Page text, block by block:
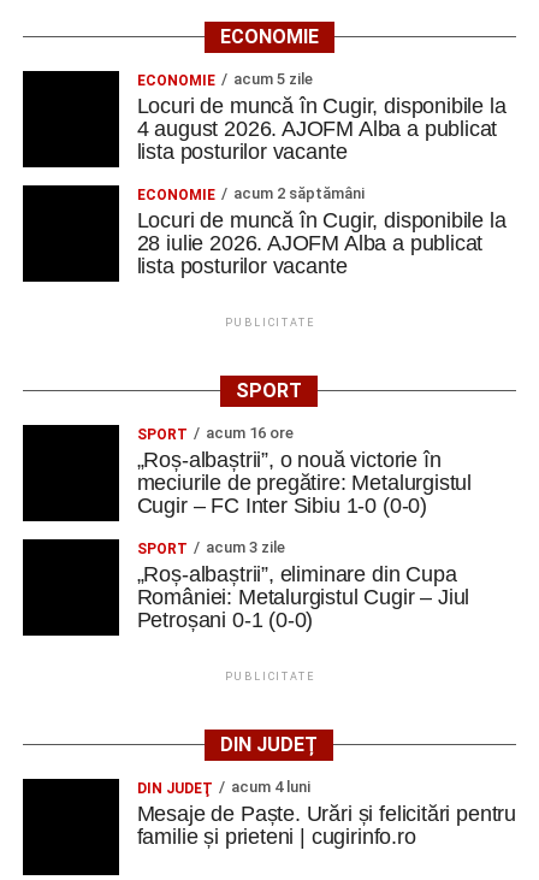
ECONOMIE
ECONOMIE acum 5 zile
Locuri de muncă în Cugir, disponibile la
4 august 2026. AJOFM Alba a publicat
lista posturilor vacante
ECONOMIE acum 2 săptămâni
Locuri de muncă în Cugir, disponibile la
28 iulie 2026. AJOFM Alba a publicat
lista posturilor vacante
PUBLICITATE
SPORT
SPORT acum 16 ore
„Roș-albaștrii”, o nouă victorie în
meciurile de pregătire: Metalurgistul
Cugir – FC Inter Sibiu 1-0 (0-0)
SPORT acum 3 zile
„Roș-albaștrii”, eliminare din Cupa
României: Metalurgistul Cugir – Jiul
Petroșani 0-1 (0-0)
PUBLICITATE
DIN JUDEȚ
DIN JUDEŢ acum 4 luni
Mesaje de Paște. Urări și felicitări pentru
familie și prieteni | cugirinfo.ro